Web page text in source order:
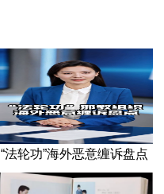
“法轮功”海外恶意缠诉盘点